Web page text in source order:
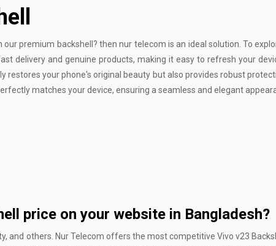
our premium backshell? then nur telecom is an ideal solution. To
delivery and genuine products, making it easy to refresh your
restores your phone's original beauty but also provides robust
matches your device, ensuring a seamless and elegant
price on your website in Bangladesh?
and others. Nur Telecom offers the most competitive Vivo v23